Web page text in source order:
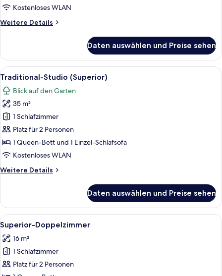
Kostenloses WLAN
Weitere Details
Weitere
Zweibettzimmer
Daten auswählen und Preise sehen
Alle
Fotos
für
Traditional-
Studio
(Superior)
anzeigen
Ein modernes Schlafzimmer mit
22
Traditional-Studio (Superior)
Blick auf den Garten
35 m²
1 Schlafzimmer
Platz für 2 Personen
1 Queen-Bett und 1 Einzel-Schlafsofa
Kostenloses WLAN
Weitere Details
Weitere
Studio
(Superior)
Daten auswählen und Preise sehen
Alle
Fotos
für
Superior-
Doppelzimmer
Ein modernes Schlafzimmer mit
11
Superior-Doppelzimmer
16 m²
1 Schlafzimmer
Platz für 2 Personen